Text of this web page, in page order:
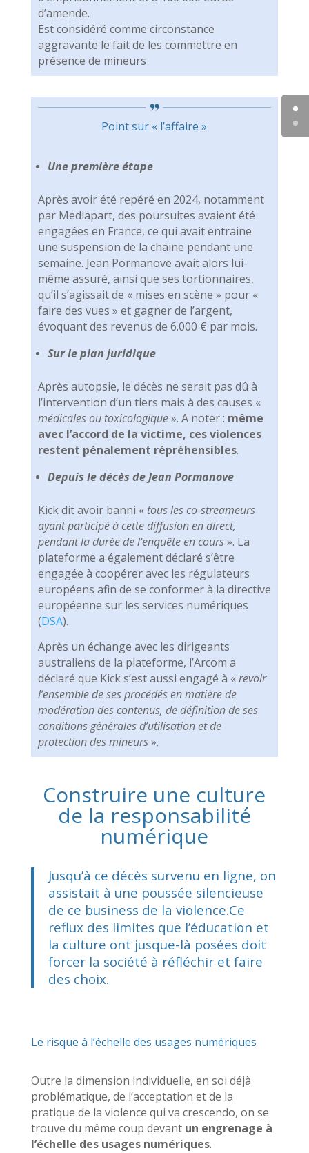
d’amende.
Est considéré comme circonstance
aggravante le fait de les commettre en
présence de mineurs
Point sur « l’affaire »
Une première étape
Après avoir été repéré en 2024, notamment
par Mediapart, des poursuites avaient été
engagées en France, ce qui avait entraine
une suspension de la chaine pendant une
semaine. Jean Pormanove avait alors lui-
même assuré, ainsi que ses tortionnaires,
qu’il s’agissait de « mises en scène » pour «
faire des vues » et gagner de l’argent,
évoquant des revenus de 6.000 € par mois.
Sur le plan juridique
Après autopsie, le décès ne serait pas dû à
l’intervention d’un tiers mais à des causes «
médicales ou toxicologique». A noter : même
avec l’accord de la victime, ces violences
restent pénalement répréhensibles.
Depuis le décès de Jean Pormanove
Kick dit avoir banni « tous les co-streameurs
ayant participé à cette diffusion en direct,
pendant la durée de l’enquête en cours». La
plateforme a également déclaré s’être
engagée à coopérer avec les régulateurs
européens afin de se conformer à la directive
européenne sur les services numériques
(DSA).
Après un échange avec les dirigeants
australiens de la plateforme, l’Arcom a
déclaré que Kick s’est aussi engagé à «revoir
l’ensemble de ses procédés en matière de
modération des contenus, de définition de ses
conditions générales d’utilisation et de
protection des mineurs».
Construire une culture
de la responsabilité
numérique
Jusqu’à ce décès survenu en ligne, on
assistait à une poussée silencieuse
de ce business de la violence.Ce
reflux des limites que l’éducation et
la culture ont jusque-là posées doit
forcer la société à réfléchir et faire
des choix.
Le risque à l’échelle des usages numériques
Outre la dimension individuelle, en soi déjà
problématique, de l’acceptation et de la
pratique de la violence qui va crescendo, on se
trouve du même coup devant un engrenage à
l’échelle des usages numériques.